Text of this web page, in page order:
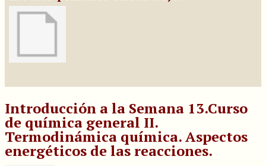
Introducción a la Semana 13.Curso
de química general II.
Termodinámica química. Aspectos
energéticos de las reacciones.